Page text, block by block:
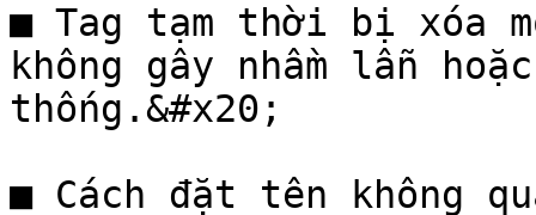
■ Tag tạm thời bị xóa
không gây nhầm lẫn
thống.&#x20;
■ Cách đặt tên không